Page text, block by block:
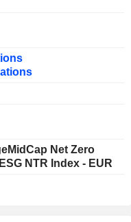
Net Zero
NTR Index - EUR